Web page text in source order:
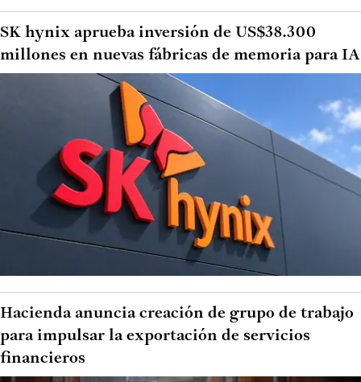
SK hynix aprueba inversión de US$38.300
millones en nuevas fábricas de memoria para IA
Hacienda anuncia creación de grupo de trabajo
para impulsar la exportación de servicios
financieros